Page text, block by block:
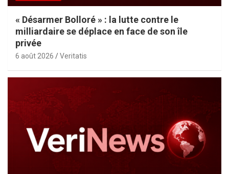
« Désarmer Bolloré » : la lutte contre le
milliardaire se déplace en face de son île
privée
6 août 2026 Veritatis